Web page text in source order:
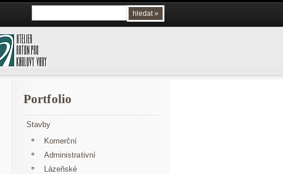
Portfolio
Stavby
Komerční
Administrativní
Lázeňské